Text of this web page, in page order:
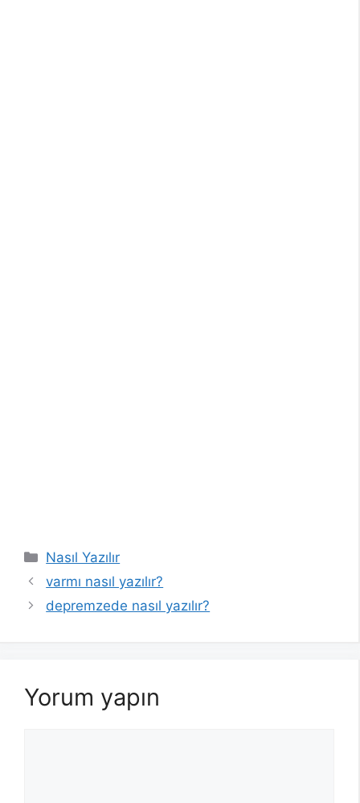
Kategoriler
Nasıl Yazılır
varmı nasıl yazılır?
depremzede nasıl yazılır?
Yorum yapın